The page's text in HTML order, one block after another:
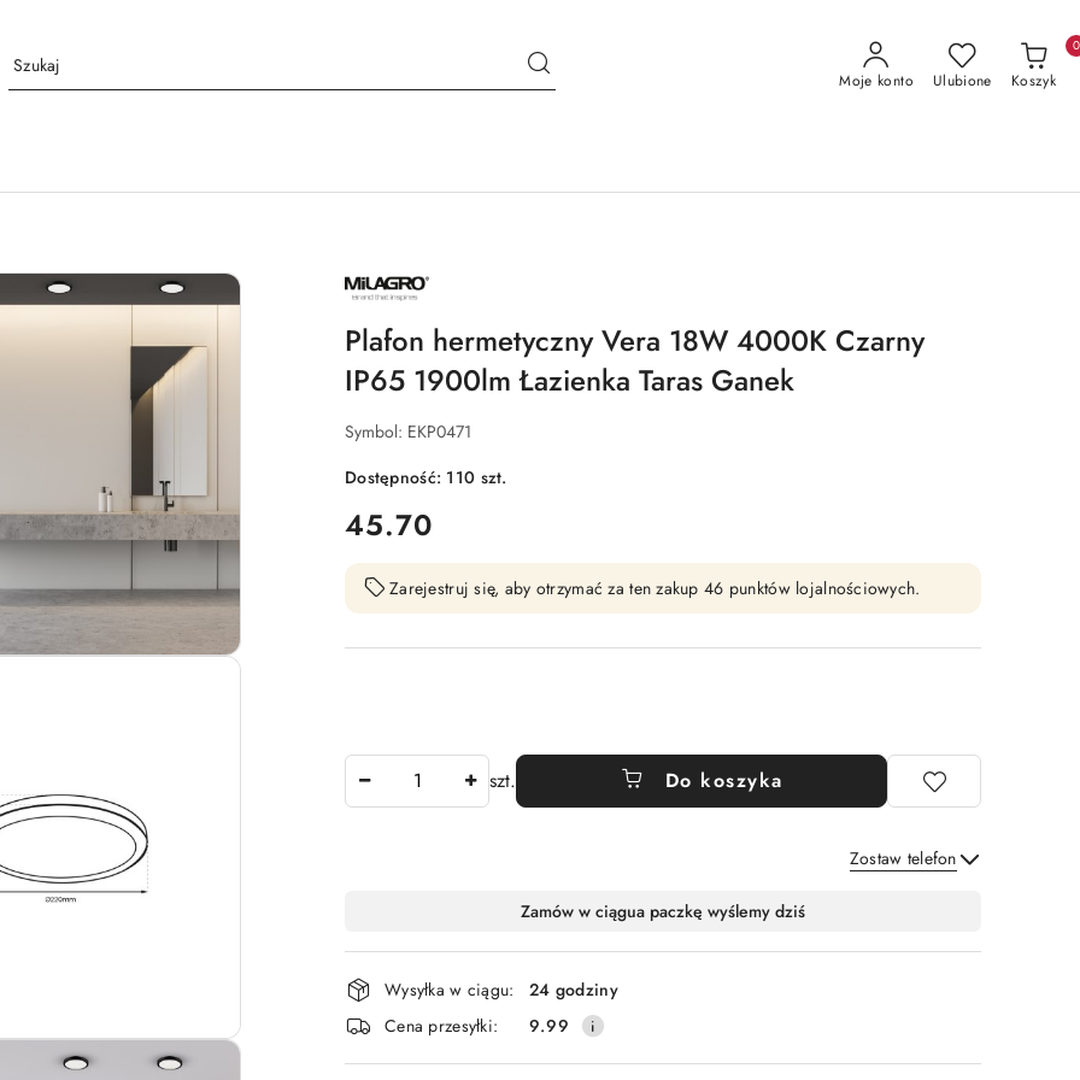
Moje konto Ulubione Koszyk
0
NAZWA
PRODUCENTA:
Plafon hermetyczny Vera 18W 4000K Czarny
IP65 1900lm Łazienka Taras Ganek
Symbol: EKP0471
Dostępność: 110 szt.
cena:
45.70
Zarejestruj się, aby otrzymać za ten zakup 46 punktów lojalnościowych.
szt. Do koszyka
Zostaw telefon
i
dostawa
Zamów w ciągua paczkę wyślemy dziś
Wysyłka w ciągu:
24 godziny
Cena przesyłki:
9.99